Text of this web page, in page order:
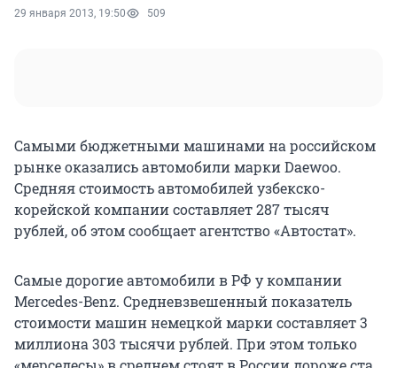
29 января 2013, 19:50 509
Самыми бюджетными машинами на российском
рынке оказались автомобили марки Daewoo.
Средняя стоимость автомобилей узбекско-
корейской компании составляет 287 тысяч
рублей, об этом сообщает агентство «Автостат».
Самые дорогие автомобили в РФ у компании
Mercedes-Benz. Средневзвешенный показатель
стоимости машин немецкой марки составляет 3
миллиона 303 тысячи рублей. При этом только